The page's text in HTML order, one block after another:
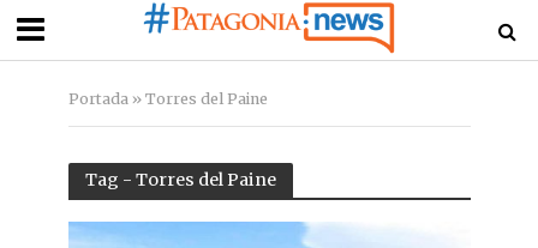
Portada» Torres del Paine
Tag - Torres del Paine